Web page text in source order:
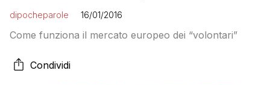
dipocheparole 16/01/2016
Come funziona il mercato europeo dei “volontari”
Condividi